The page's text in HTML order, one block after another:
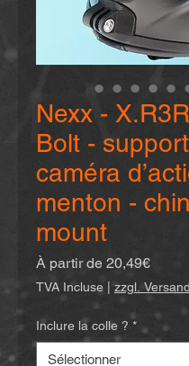
Nexx -
Bolt -
caméra
menton - chin
mount
À partir de 20,49€Prix
TVA Incluse zzgl.
Inclure la colle ? *